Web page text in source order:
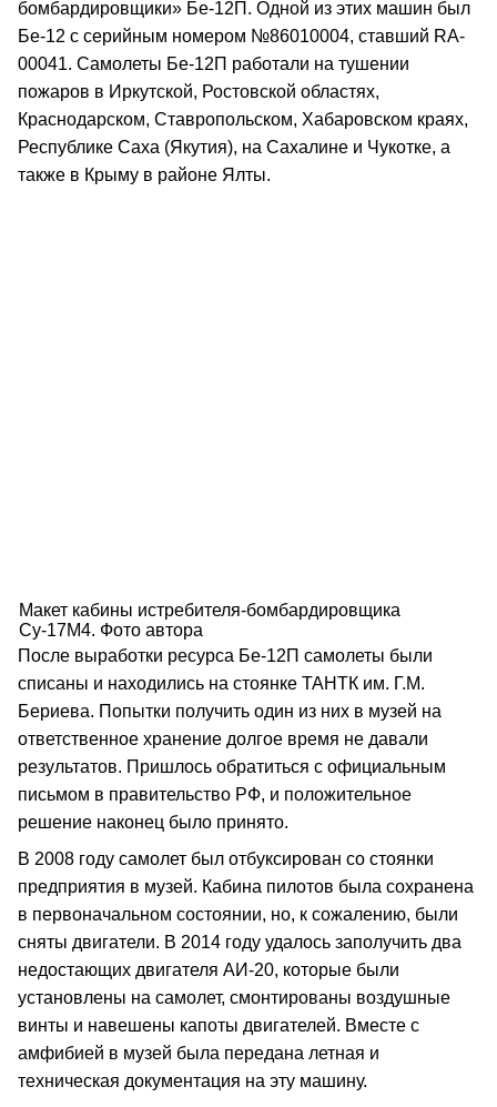
бомбардировщики» Бе-12П. Одной из этих машин был
Бе-12 с серийным номером №86010004, ставший RA-
00041. Самолеты Бе-12П работали на тушении
пожаров в Иркутской, Ростовской областях,
Краснодарском, Ставропольском, Хабаровском краях,
Республике Саха (Якутия), на Сахалине и Чукотке, а
также в Крыму в районе Ялты.
Макет кабины истребителя-бомбардировщика
Су-17М4. Фото автора
После выработки ресурса Бе-12П самолеты были
списаны и находились на стоянке ТАНТК им. Г.М.
Бериева. Попытки получить один из них в музей на
ответственное хранение долгое время не давали
результатов. Пришлось обратиться с официальным
письмом в правительство РФ, и положительное
решение наконец было принято.
В 2008 году самолет был отбуксирован со стоянки
предприятия в музей. Кабина пилотов была сохранена
в первоначальном состоянии, но, к сожалению, были
сняты двигатели. В 2014 году удалось заполучить два
недостающих двигателя АИ-20, которые были
установлены на самолет, смонтированы воздушные
винты и навешены капоты двигателей. Вместе с
амфибией в музей была передана летная и
техническая документация на эту машину.